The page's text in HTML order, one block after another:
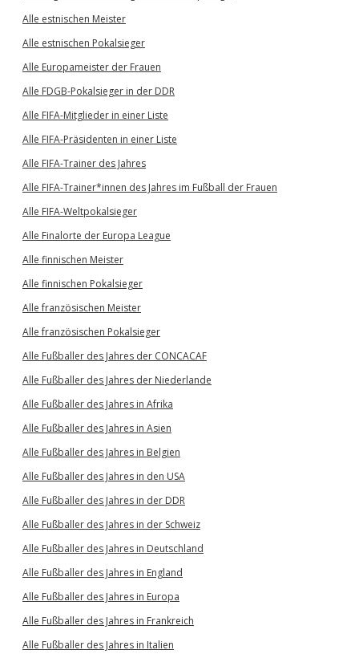
Alle estnischen Meister
Alle estnischen Pokalsieger
Alle Europameister der Frauen
Alle FDGB-Pokalsieger in der DDR
Alle FIFA-Mitglieder in einer Liste
Alle FIFA-Präsidenten in einer Liste
Alle FIFA-Trainer des Jahres
Alle FIFA-Trainer*innen des Jahres im Fußball der Frauen
Alle FIFA-Weltpokalsieger
Alle Finalorte der Europa League
Alle finnischen Meister
Alle finnischen Pokalsieger
Alle französischen Meister
Alle französischen Pokalsieger
Alle Fußballer des Jahres der CONCACAF
Alle Fußballer des Jahres der Niederlande
Alle Fußballer des Jahres in Afrika
Alle Fußballer des Jahres in Asien
Alle Fußballer des Jahres in Belgien
Alle Fußballer des Jahres in den USA
Alle Fußballer des Jahres in der DDR
Alle Fußballer des Jahres in der Schweiz
Alle Fußballer des Jahres in Deutschland
Alle Fußballer des Jahres in England
Alle Fußballer des Jahres in Europa
Alle Fußballer des Jahres in Frankreich
Alle Fußballer des Jahres in Italien